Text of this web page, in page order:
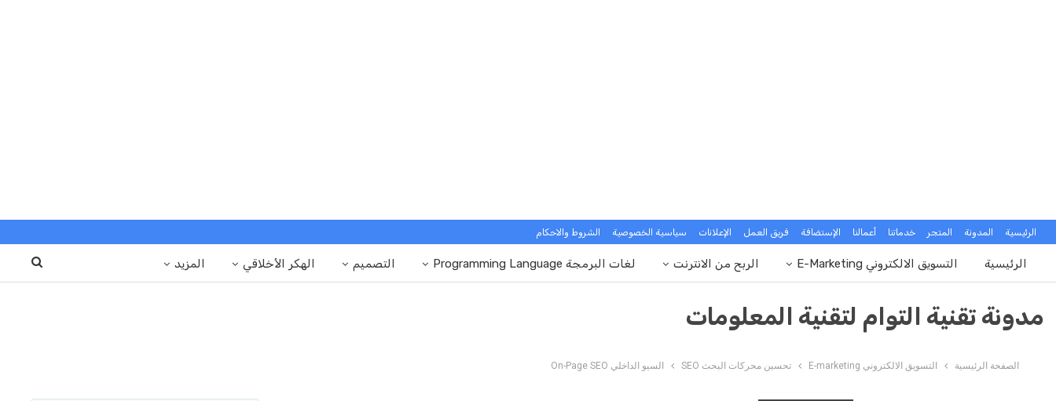
الرئيسية المدونة المتجر خدماتنا أعمالنا الإستضافة فريق العمل الإعلانات سياسية الخصوصية الشروط والاحكام
الرئيسية التسويق الالكتروني E-Marketing الربح من الانترنت لغات البرمجة Programming Language التصميم الهكر الأخلاقي المزيد
مدونة تقنية التوام لتقنية المعلومات
الصفحة الرئيسية التسويق الالكتروني E-marketing تحسين محركات البحث SEO السيو الداخلي On-Page SEO